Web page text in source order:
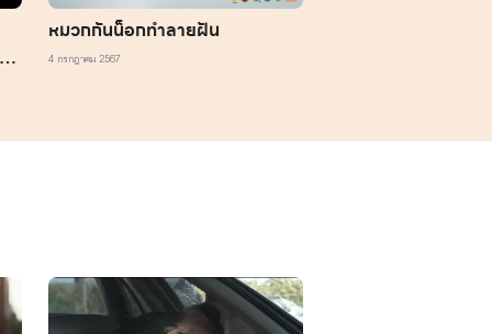
ย
หมวกกันน็อกทำลายฝัน
4 กรกฎาคม 2567